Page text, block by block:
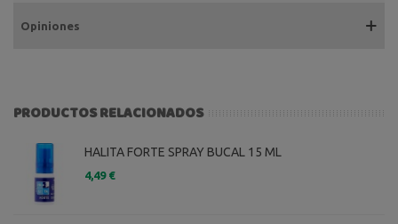
Opiniones
PRODUCTOS RELACIONADOS
HALITA FORTE SPRAY BUCAL 15 ML
4,49 €